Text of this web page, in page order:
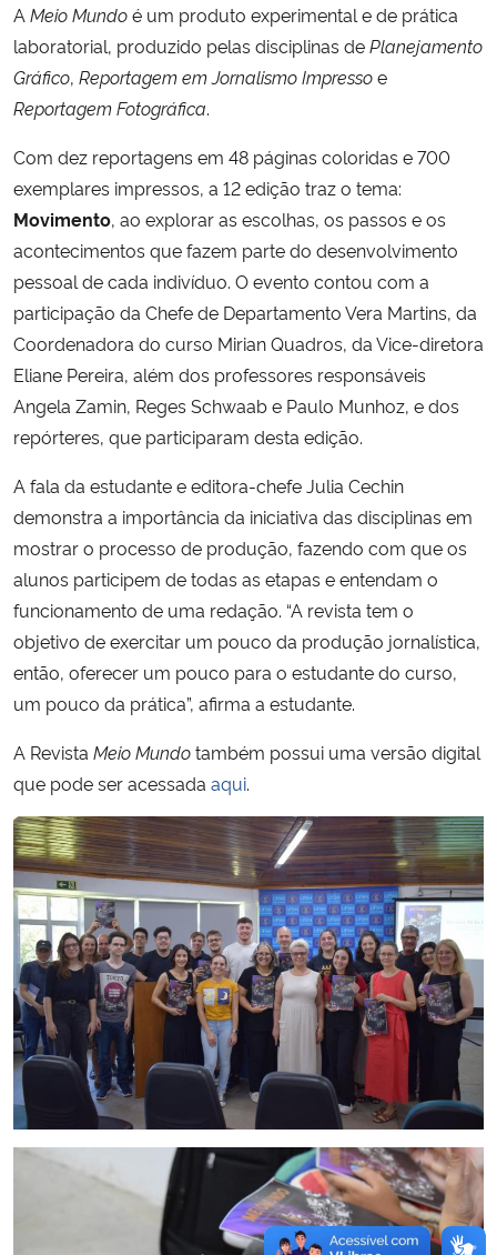
Ministério do Turismo
Ministério do Desenvolvimento Regional
Ministério da Mulher, da Família e dos Direitos Humanos
Secretaria-Geral
Secretaria de Governo
Gabinete de Segurança Institucional
Advocacia-Geral da União
Banco Central do Brasil
Planalto
A Meio Mundoé um produto experimental e de prática
laboratorial, produzido pelas disciplinas dePlanejamento
Gráfico, Reportagem em Jornalismo Impressoe
Reportagem Fotográfica.
Com dez reportagens em 48 páginas coloridas e 700
exemplares impressos, a 12 edição traz o tema:
Movimento, ao explorar as escolhas, os passos e os
acontecimentos que fazem parte do desenvolvimento
pessoal de cada indivíduo. O evento contou com a
participação da Chefe de Departamento Vera Martins, da
Coordenadora do curso Mirian Quadros, da Vice-diretora
Eliane Pereira, além dos professores responsáveis
Angela Zamin, Reges Schwaab e Paulo Munhoz, e dos
repórteres, que participaram desta edição.
A fala da estudante e editora-chefe Julia Cechin
demonstra a importância da iniciativa das disciplinas em
mostrar o processo de produção, fazendo com que os
alunos participem de todas as etapas e entendam o
funcionamento de uma redação. “A revista tem o
objetivo de exercitar um pouco da produção jornalística,
então, oferecer um pouco para o estudante do curso,
um pouco da prática”, afirma a estudante.
A Revista Meio Mundotambém possui uma versão digital
que pode ser acessada aqui.